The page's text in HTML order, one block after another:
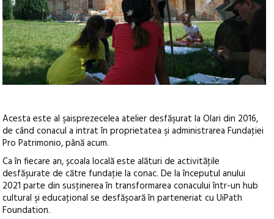
Acesta este al şaisprezecelea atelier desfăşurat la Olari din 2016,
de când conacul a intrat în proprietatea şi administrarea Fundaţiei
Pro Patrimonio, până acum.
Ca în fiecare an, școala locală este alături de activităţile
desfăşurate de către fundaţie la conac. De la începutul anului
2021 parte din susţinerea în transformarea conacului într-un hub
cultural şi educaţional se desfăşoară în parteneriat cu UiPath
Foundation.